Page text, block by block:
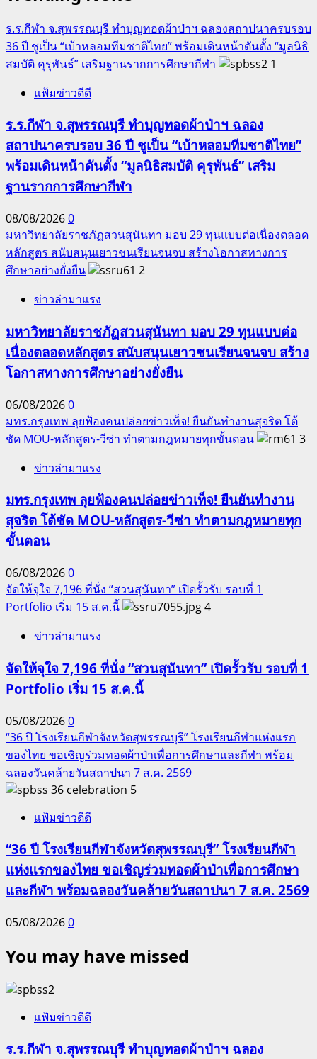
มรดก
โลก
นิญ
บิญ
เวียดนาม
ร.ร.กีฬา จ.สุพรรณบุรี ทำบุญทอดผ้าป่าฯ ฉลองสถาปนาครบรอบ
36 ปี ชูเป็น “เบ้าหลอมทีมชาติไทย” พร้อมเดินหน้าดันตั้ง “มูลนิธิ
สมบัติ คุรุพันธ์” เสริมฐานรากการศึกษากีฬา
1
แฟ้มข่าวดีดี
ร.ร.กีฬา จ.สุพรรณบุรี ทำบุญทอดผ้าป่าฯ ฉลอง
สถาปนาครบรอบ 36 ปี ชูเป็น “เบ้าหลอมทีมชาติไทย”
พร้อมเดินหน้าดันตั้ง “มูลนิธิสมบัติ คุรุพันธ์” เสริม
ฐานรากการศึกษากีฬา
08/08/20260
มหาวิทยาลัยราชภัฏสวนสุนันทา มอบ 29 ทุนแบบต่อเนื่องตลอด
หลักสูตร สนับสนุนเยาวชนเรียนจนจบ สร้างโอกาสทางการ
ศึกษาอย่างยั่งยืน
2
ข่าวล่ามาแรง
มหาวิทยาลัยราชภัฏสวนสุนันทา มอบ 29 ทุนแบบต่อ
เนื่องตลอดหลักสูตร สนับสนุนเยาวชนเรียนจนจบ สร้าง
โอกาสทางการศึกษาอย่างยั่งยืน
06/08/20260
มทร.กรุงเทพ ลุยฟ้องคนปล่อยข่าวเท็จ! ยืนยันทำงานสุจริต โต้
ชัด MOU-หลักสูตร-วีซ่า ทำตามกฎหมายทุกขั้นตอน
3
ข่าวล่ามาแรง
มทร.กรุงเทพ ลุยฟ้องคนปล่อยข่าวเท็จ! ยืนยันทำงาน
สุจริต โต้ชัด MOU-หลักสูตร-วีซ่า ทำตามกฎหมายทุก
ขั้นตอน
06/08/20260
จัดให้จุใจ 7,196 ที่นั่ง “สวนสุนันทา” เปิดรั้วรับ รอบที่ 1
Portfolio เริ่ม 15 ส.ค.นี้
4
ข่าวล่ามาแรง
จัดให้จุใจ 7,196 ที่นั่ง “สวนสุนันทา” เปิดรั้วรับ รอบที่ 1
Portfolio เริ่ม 15 ส.ค.นี้
05/08/20260
“36 ปี โรงเรียนกีฬาจังหวัดสุพรรณบุรี” โรงเรียนกีฬาแห่งแรก
ของไทย ขอเชิญร่วมทอดผ้าป่าเพื่อการศึกษาและกีฬา พร้อม
ฉลองวันคล้ายวันสถาปนา 7 ส.ค. 2569
5
แฟ้มข่าวดีดี
“36 ปี โรงเรียนกีฬาจังหวัดสุพรรณบุรี” โรงเรียนกีฬา
แห่งแรกของไทย ขอเชิญร่วมทอดผ้าป่าเพื่อการศึกษา
และกีฬา พร้อมฉลองวันคล้ายวันสถาปนา 7 ส.ค. 2569
05/08/20260
You may have missed
แฟ้มข่าวดีดี
ร.ร.กีฬา จ.สุพรรณบุรี ทำบุญทอดผ้าป่าฯ ฉลอง